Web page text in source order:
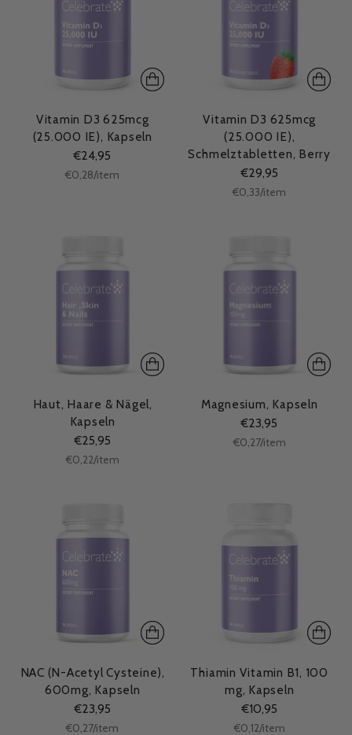
Vitamin D3 625mcg
(25.000 IE), Kapseln
€24,95
Stückpreis
€0,28/per
item
Vitamin D3 625mcg
(25.000 IE),
Schmelztabletten, Berry
€29,95
Stückpreis
€0,33/per
item
Haut, Haare & Nägel,
Kapseln
€25,95
Stückpreis
€0,22/per
item
Magnesium, Kapseln
€23,95
Stückpreis
€0,27/per
item
NAC (N-Acetyl Cysteine),
600mg, Kapseln
€23,95
Stückpreis
€0,27/per
item
Thiamin Vitamin B1, 100
mg, Kapseln
€10,95
Stückpreis
€0,12/per
item